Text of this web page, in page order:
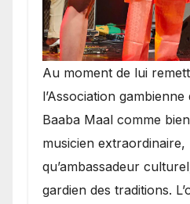
​Au moment de lui
l’Association gambienne
Baaba Maal comme
musicien
qu’ambassadeur
gardien des traditions.